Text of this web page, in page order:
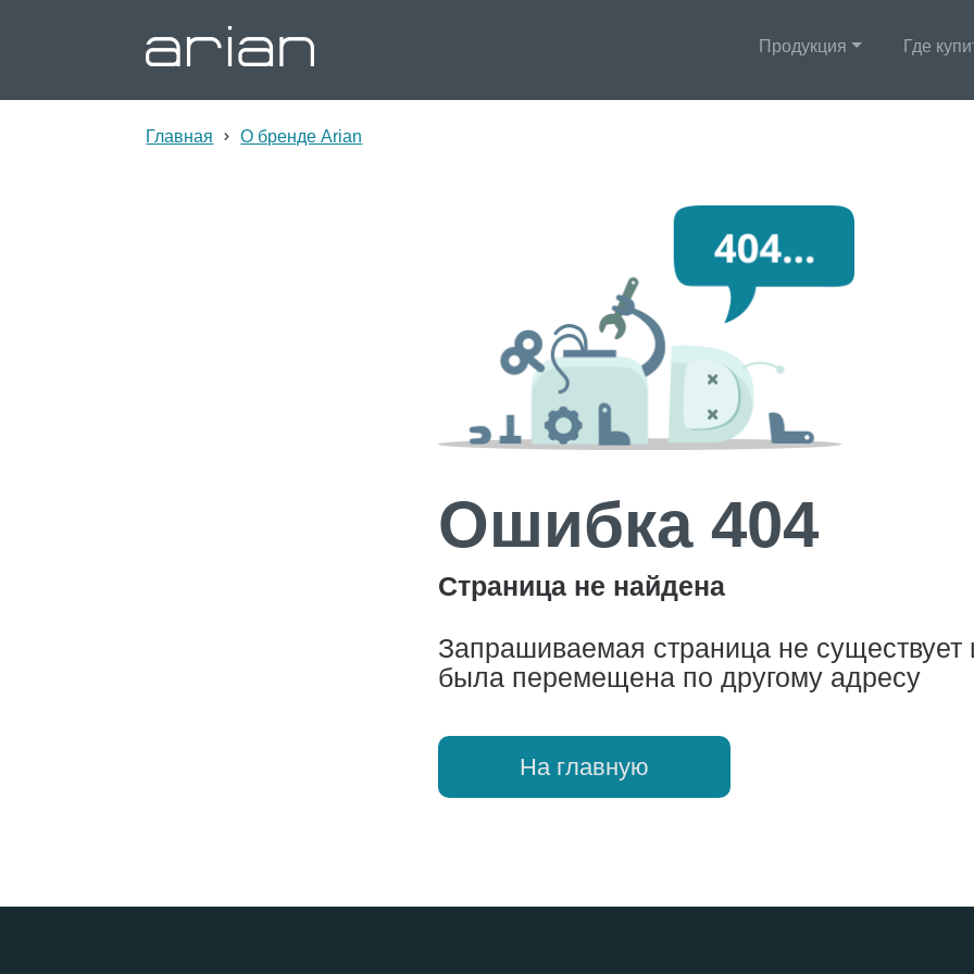
Продукция Где
Главная О бренде Arian
Ошибка 404
Страница не найдена
Запрашиваемая страница не существует
была перемещена по другому адресу
На главную